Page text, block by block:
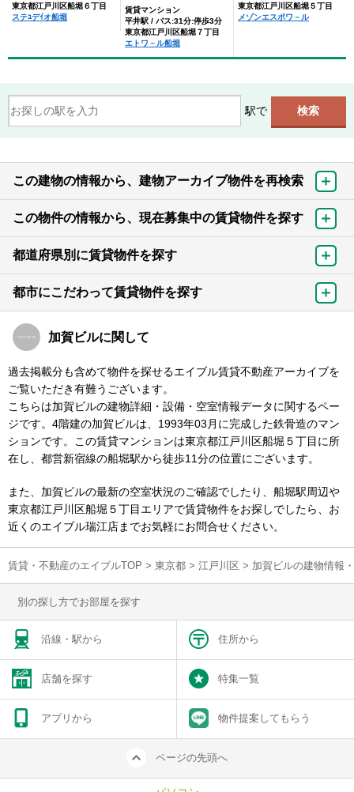
東京都江戸川区船堀６丁目
ステﾕデｲオ船堀
賃貸マンション
平井駅 / バス:31分:停歩3分
東京都江戸川区船堀７丁目
エトワ－ル船堀
東京都江戸川区船堀５丁目
メゾンエスポワ－ル
駅で
この建物の情報から、建物アーカイブ物件を再検索
この物件の情報から、現在募集中の賃貸物件を探す
都道府県別に賃貸物件を探す
都市にこだわって賃貸物件を探す
加賀ビルに関して
過去掲載分も含めて物件を探せるエイブル賃貸不動産アーカイブを
ご覧いただき有難うございます。
こちらは加賀ビルの建物詳細・設備・空室情報データに関するペー
ジです。4階建の加賀ビルは、1993年03月に完成した鉄骨造のマン
ションです。この賃貸マンションは東京都江戸川区船堀５丁目に所
在し、都営新宿線の船堀駅から徒歩11分の位置にございます。
また、加賀ビルの最新の空室状況のご確認でしたり、船堀駅周辺や
東京都江戸川区船堀５丁目エリアで賃貸物件をお探しでしたら、お
近くのエイブル瑞江店までお気軽にお問合せください。
賃貸・不動産のエイブルTOP > 東京都 > 江戸川区 > 加賀ビルの建物情報
別の探し方でお部屋を探す
沿線・駅から 住所から
店舗を探す 特集一覧
アプリから 物件提案してもらう
ページの先頭へ